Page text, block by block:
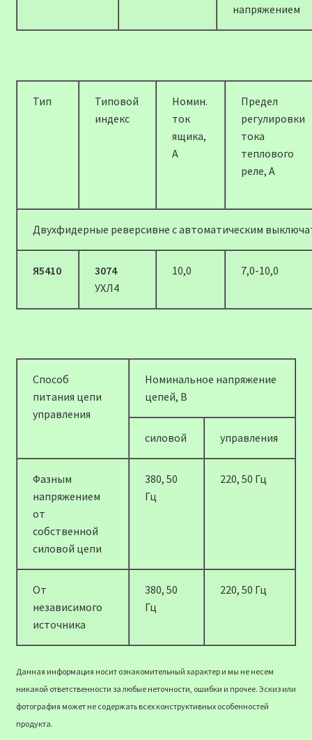
напряжением
Тип
Типовой
индекс
Номин.
ток
ящика,
А
Предел
регулировки
тока
теплового
реле, А
Двухфидерные реверсивне с автоматическим
Я5410
3074
УХЛ4
10,0 7,0-10,0
Способ
питания цепи
управления
Номинальное напряжение
цепей, В
силовой управления
Фазным
напряжением
от
собственной
силовой цепи
380, 50
Гц
220, 50 Гц
От
независимого
источника
380, 50
Гц
220, 50 Гц
Данная информация носит ознакомительный характер и мы не несем
никакой ответственности за любые неточности, ошибки и прочее. Эскиз или
фотография может не содержать всех конструктивных особенностей
продукта.